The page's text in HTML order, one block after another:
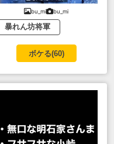
bu_mi bu_mi
暴れん坊将軍
ボケる(60)